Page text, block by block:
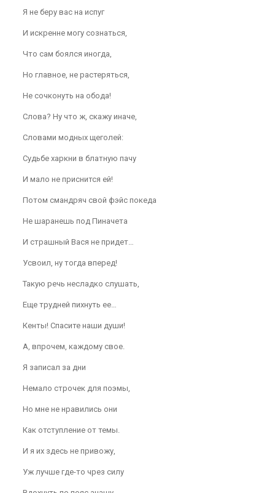
Я не беру вас на испуг
И искренне могу сознаться,
Что сам боялся иногда,
Но главное, не растеряться,
Не сочконуть на обода!
Слова? Ну что ж, скажу иначе,
Словами модных щеголей:
Судьбе харкни в блатную пачу
И мало не приснится ей!
Потом смандряч свой фэйс покеда
Не шаранешь под Пиначета
И страшный Вася не придет…
Усвоил, ну тогда вперед!
Такую речь несладко слушать,
Еще трудней пихнуть ее…
Кенты! Спасите наши души!
А, впрочем, каждому свое.
Я записал за дни
Немало строчек для поэмы,
Но мне не нравились они
Как отступление от темы.
И я их здесь не привожу,
Уж лучше где-то чрез силу